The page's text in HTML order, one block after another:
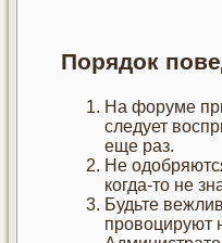
Порядок
На форуме
следует
еще раз.
Не
когда-то не
Будьте
провоцируют